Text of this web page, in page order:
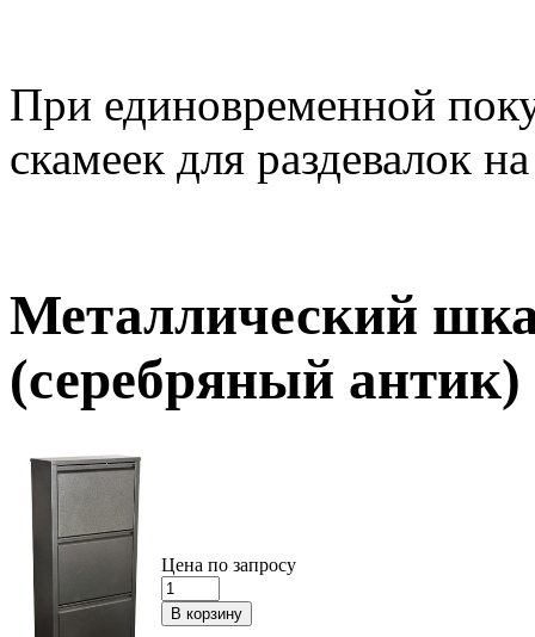
При единовременной
скамеек для раздевалок
Металлический
(серебряный антик)
Цена по запросу